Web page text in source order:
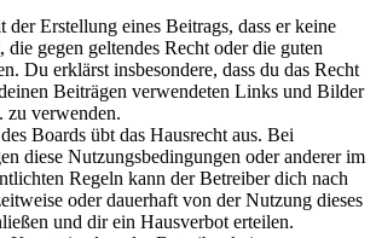
der Erstellung eines Beitrags, dass er keine
die gegen geltendes Recht oder die guten
Du erklärst insbesondere, dass du das Recht
Beiträgen verwendeten Links und Bilder
zu verwenden.
Boards übt das Hausrecht aus. Bei
diese Nutzungsbedingungen oder anderer im
Regeln kann der Betreiber dich nach
oder dauerhaft von der Nutzung dieses
und dir ein Hausverbot erteilen.